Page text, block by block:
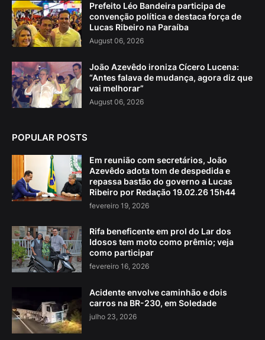
Prefeito Léo Bandeira participa de
convenção política e destaca força de
Lucas Ribeiro na Paraíba
August 06, 2026
João Azevêdo ironiza Cícero Lucena:
“Antes falava de mudança, agora diz que
vai melhorar”
August 06, 2026
POPULAR POSTS
Em reunião com secretários, João
Azevêdo adota tom de despedida e
repassa bastão do governo a Lucas
Ribeiro por Redação 19.02.26 15h44
fevereiro 19, 2026
Rifa beneficente em prol do Lar dos
Idosos tem moto como prêmio; veja
como participar
fevereiro 16, 2026
Acidente envolve caminhão e dois
carros na BR-230, em Soledade
julho 23, 2026